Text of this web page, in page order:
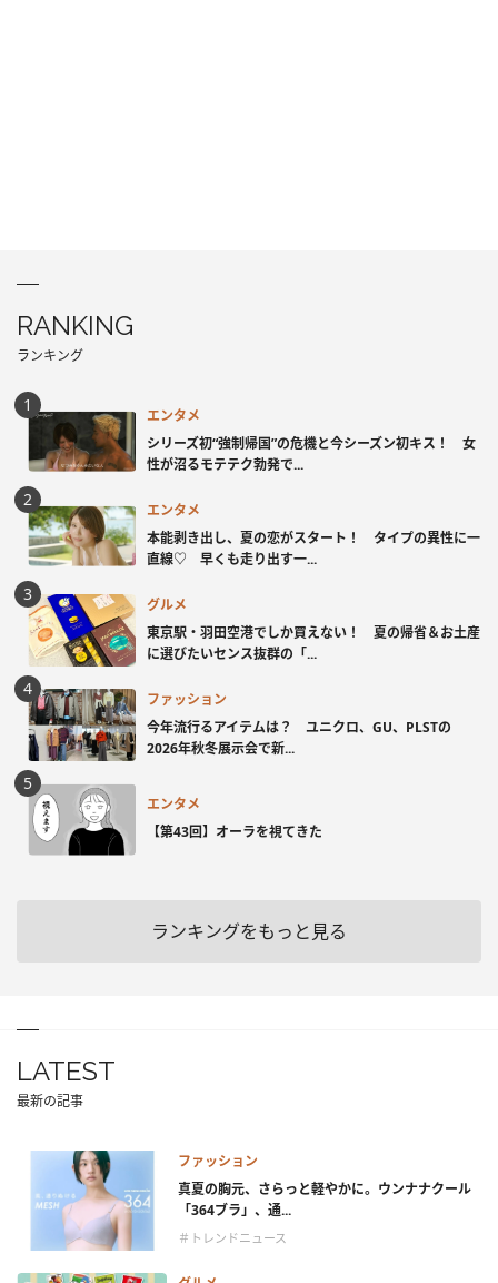
RANKING
ランキング
エンタメ
シリーズ初“強制帰国”の危機と今シーズン初キス！ 女
性が沼るモテテク勃発で...
エンタメ
本能剥き出し、夏の恋がスタート！ タイプの異性に一
直線♡ 早くも走り出す一...
グルメ
東京駅・羽田空港でしか買えない！ 夏の帰省＆お土産
に選びたいセンス抜群の「...
ファッション
今年流行るアイテムは？ ユニクロ、GU、PLSTの
2026年秋冬展示会で新...
エンタメ
【第43回】オーラを視てきた
ランキングをもっと見る
LATEST
最新の記事
ファッション
真夏の胸元、さらっと軽やかに。ウンナナクール
「364ブラ」、通...
＃トレンドニュース